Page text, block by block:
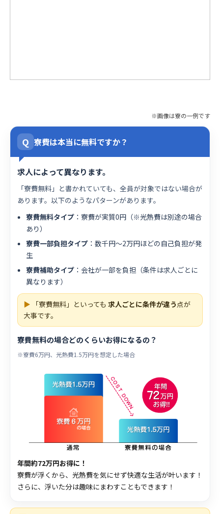
※画像は寮の一例です
Q 寮費は本当に無料ですか？
求人によって異なります。
「寮費無料」と書かれていても、全員が対象ではない場合が
あります。以下のようなパターンがあります。
寮費無料タイプ ：寮費が実質0円（※光熱費は別途の場合
あり）
寮費一部負担タイプ ：数千円〜2万円ほどの自己負担が発
生
寮費補助タイプ ：会社が一部を負担（条件は求人ごとに
異なります）
▶ 「寮費無料」といっても 求人ごとに条件が違う点が
大事です。
寮費無料の場合どのくらいお得になるの？
※寮費6万円、光熱費1.5万円を想定した場合
年間約72万円お得に！
寮費が浮くから、光熱費を気にせず快適な生活が叶います！
さらに、浮いた分は趣味にまわすこともできます！